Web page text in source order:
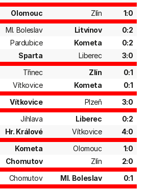
Olomouc Zlín
1:0
Ml. Boleslav Litvínov
0:2
Pardubice Kometa
0:2
Sparta Liberec
3:0
Třinec Zlín
0:1
Vítkovice Kometa
0:1
Vítkovice Plzeň
3:0
Jihlava Liberec
0:2
Hr. Králové Vítkovice
4:0
Kometa Olomouc
1:0
Chomutov Zlín
2:0
Chomutov Ml. Boleslav
0:1